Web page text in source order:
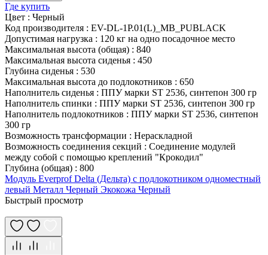
Где купить
Цвет : Черный
Код производителя : EV-DL-1P.01(L)_MB_PUBLACK
Допустимая нагрузка : 120 кг на одно посадочное место
Максимальная высота (общая) : 840
Максимальная высота сиденья : 450
Глубина сиденья : 530
Максимальная высота до подлокотников : 650
Наполнитель сиденья : ППУ марки ST 2536, синтепон 300 гр
Наполнитель спинки : ППУ марки ST 2536, синтепон 300 гр
Наполнитель подлокотников : ППУ марки ST 2536, синтепон
300 гр
Возможность трансформации : Нераскладной
Возможность соединения секций : Соединение модулей
между собой с помощью креплений "Крокодил"
Глубина (общая) : 800
Модуль Everprof Delta (Дельта) с подлокотником одноместный
левый Металл Черный Экокожа Черный
Быстрый просмотр